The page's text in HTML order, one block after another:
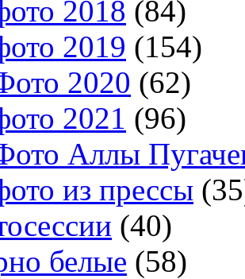
2018 (84)
2019 (154)
2020 (62)
2021 (96)
Аллы
из прессы
(40)
белые (58)